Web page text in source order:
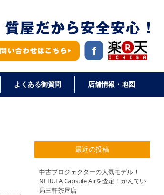
よくある御質問 店舗情報・地図
最近の投稿
中古プロジェクターの人気モデル！
NEBULA Capsule Airを査定！かんてい
局三軒茶屋店